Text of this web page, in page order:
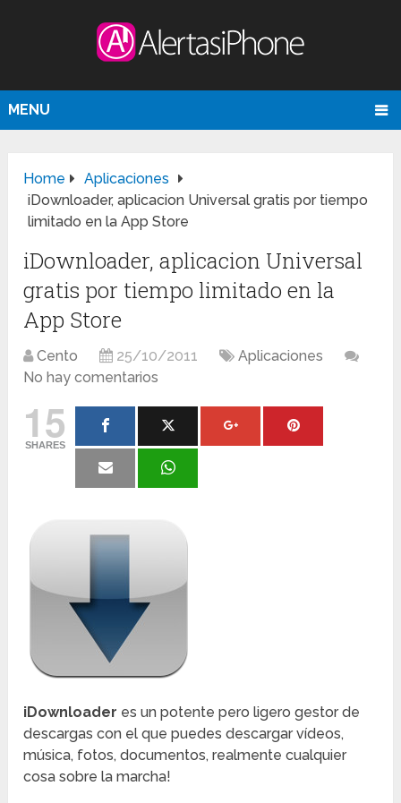
MENU
Home
Aplicaciones
iDownloader, aplicacion Universal gratis por tiempo
limitado en la App Store
iDownloader, aplicacion Universal
gratis por tiempo limitado en la
App Store
Cento 25/10/2011
Aplicaciones
No hay comentarios
15
SHARES
iDownloader es un potente pero ligero gestor de
descargas con el que puedes descargar vídeos,
música, fotos, documentos, realmente cualquier
cosa sobre la marcha!